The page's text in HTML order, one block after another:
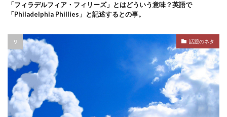
「フィラデルフィア・フィリーズ」とはどういう意味？英語で
「Philadelphia Phillies」と記述するとの事。
話題のネタ